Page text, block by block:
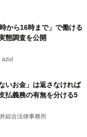
から16時まで」で働ける
態調査を公開
azul
いお金」は返さなければ
払義務の有無を分ける5
綜合法律事務所